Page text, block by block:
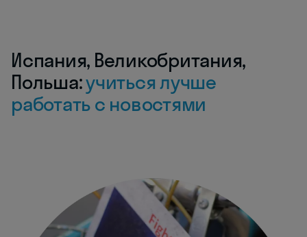
Испания, Великобритания,
Польша:учиться лучше
работать с новостями